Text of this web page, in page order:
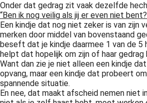
Onder dat gedrag zit vaak dezelfde
“Ben ik nog veilig als jij er even niet
Een kindje dat nog niet zeker is van zijn
merken door middel van bovenstaand
beseft dat je kindje daarmee 1 van de
helpt dat hopelijk om zijn of haar
Want dan zie je niet alleen een kindje dat
opvang, maar een kindje dat probeert
spannende situatie.
En nee, dat maakt afscheid nemen niet